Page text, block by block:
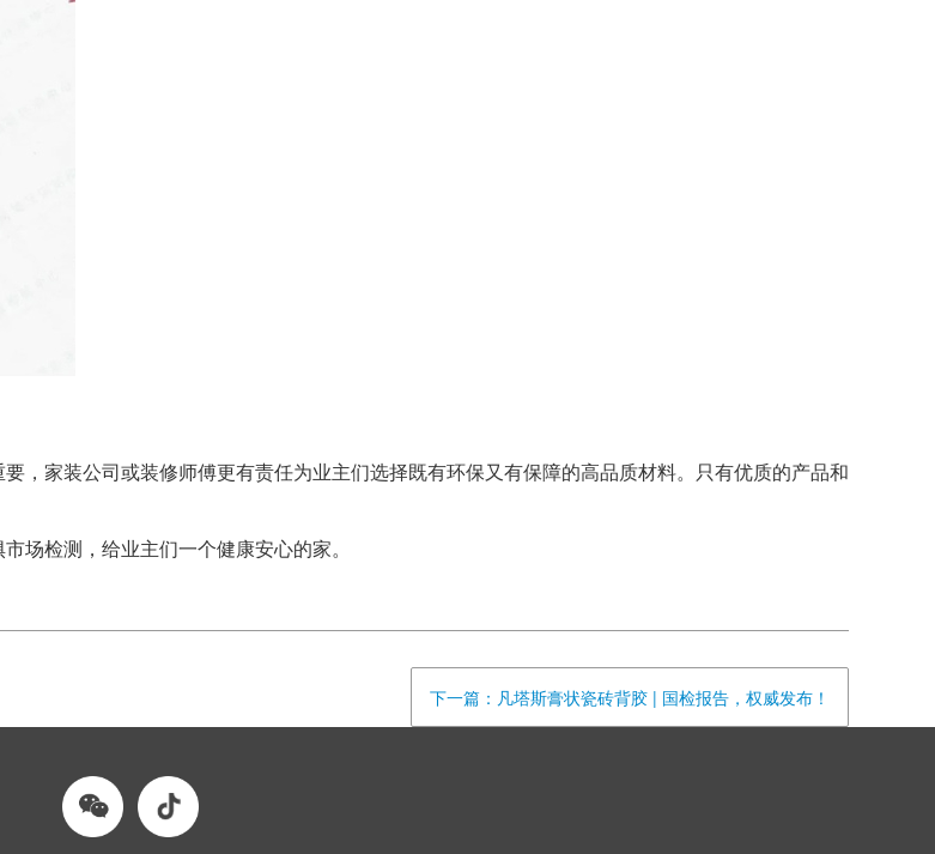
，家装公司或装修师傅更有责任为业主们选择既有环保又有保障的高品质材料。只有优质的产品和
场检测，给业主们一个健康安心的家。
下一篇：凡塔斯膏状瓷砖背胶 | 国检报告，权威发布！